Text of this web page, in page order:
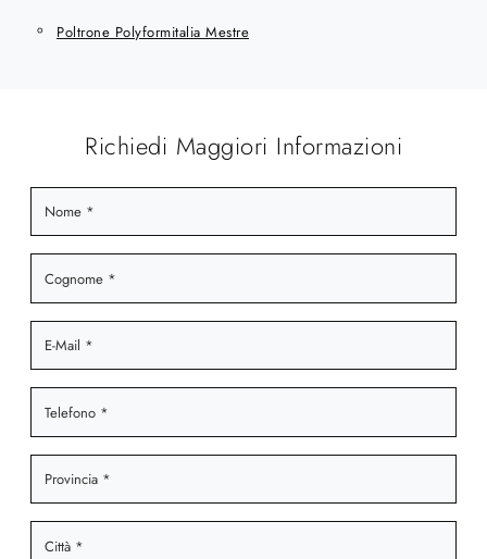
Poltrone Polyformitalia Mestre
Richiedi Maggiori Informazioni